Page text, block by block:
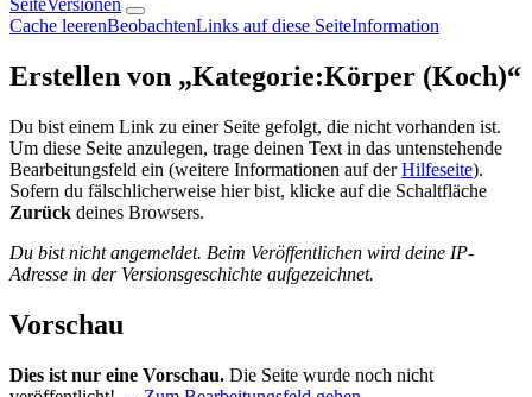
SeiteVersionen
Cache leerenBeobachtenLinks auf diese SeiteInformation
Erstellen von „Kategorie:Körper (Koch)“
Du bist einem Link zu einer Seite gefolgt, die nicht vorhanden ist.
Um diese Seite anzulegen, trage deinen Text in das untenstehende
Bearbeitungsfeld ein (weitere Informationen auf derHilfeseite).
Sofern du fälschlicherweise hier bist, klicke auf die Schaltfläche
Zurück deines Browsers.
Du bist nicht angemeldet. Beim Veröffentlichen wird deine IP-
Adresse in der Versionsgeschichte aufgezeichnet.
Vorschau
Dies ist nur eine Vorschau. Die Seite wurde noch nicht